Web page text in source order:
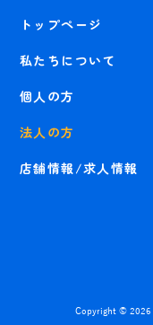
トップページ
私たちについて
個人の方
法人の方
店舗情報/求人情報
Copyright © 2026